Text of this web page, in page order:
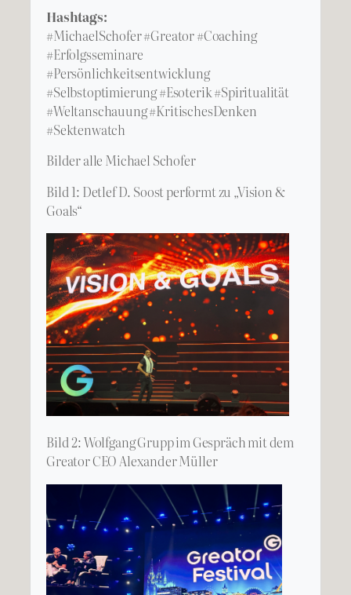
Hashtags:
#MichaelSchofer #Greator #Coaching
#Erfolgsseminare
#Persönlichkeitsentwicklung
#Selbstoptimierung #Esoterik #Spiritualität
#Weltanschauung #KritischesDenken
#Sektenwatch
Bilder alle Michael Schofer
Bild 1: Detlef D. Soost performt zu „Vision &
Goals“
Bild 2: Wolfgang Grupp im Gespräch mit dem
Greator CEO Alexander Müller